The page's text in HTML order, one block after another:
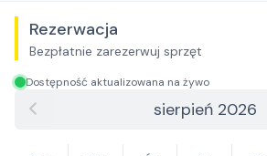
Rezerwacja
Bezpłatnie zarezerwuj sprzęt
Dostępność aktualizowana na żywo
sierpień 2026